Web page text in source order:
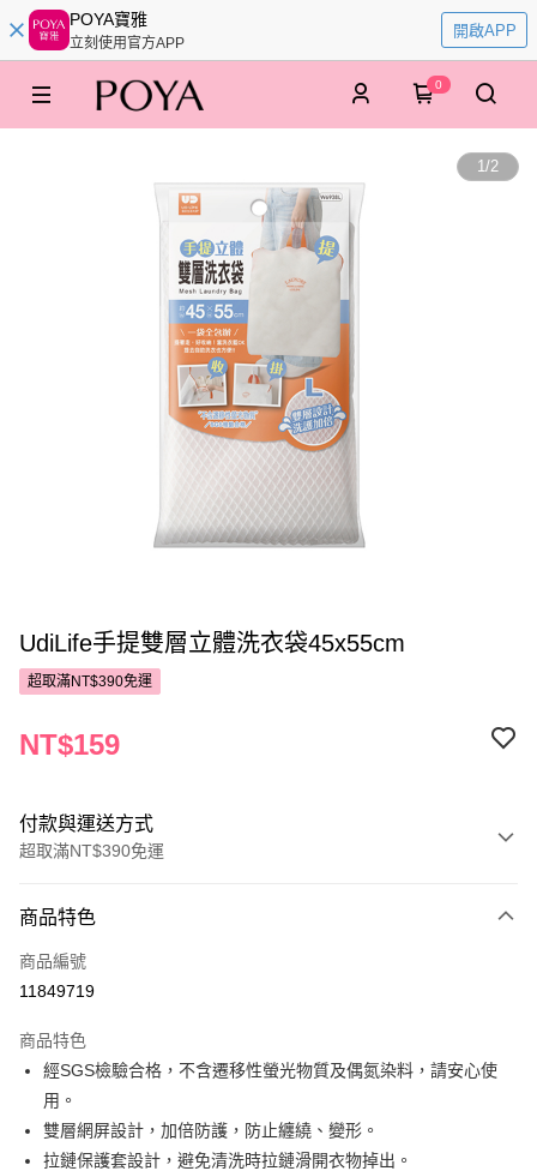
POYA寶雅
立刻使用官方APP
開啟APP
0
1/2
UdiLife手提雙層立體洗衣袋45x55cm
超取滿NT$390免運
NT$159
付款與運送方式
超取滿NT$390免運
POYA支付
信用卡一次付款
LINE Pay
Apple Pay
街口支付
商品特色
商品編號
11849719
商品特色
經SGS檢驗合格，不含遷移性螢光物質及偶氮染料，請安心使
用。
雙層網屏設計，加倍防護，防止纏繞、變形。
拉鏈保護套設計，避免清洗時拉鏈滑開衣物掉出。